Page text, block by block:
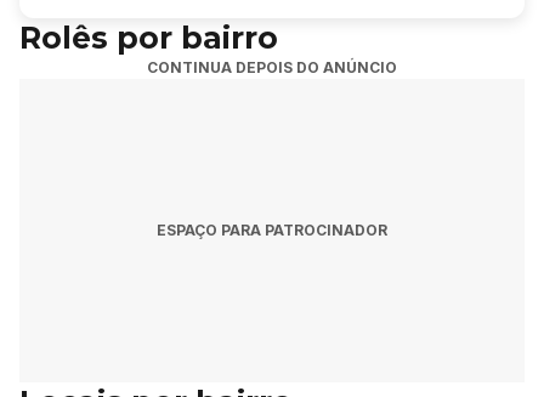
Rolês por bairro
CONTINUA DEPOIS DO ANÚNCIO
ESPAÇO PARA PATROCINADOR